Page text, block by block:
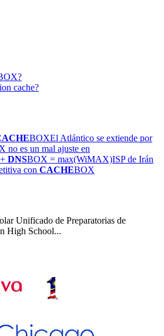
cache?
BOXEl Atlántico se extiende por
no es un mal ajuste en
DNSBOX = max(WiMAX)ISP de Irán
con CACHEBOX
Unificado de Preparatorias de
High School...